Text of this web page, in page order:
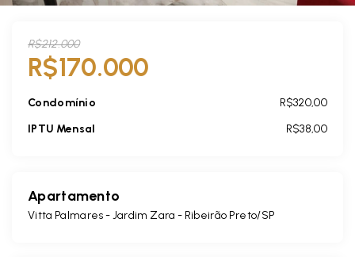
R$212.000
R$170.000
Condomínio
R$320,00
IPTU Mensal
R$38,00
Apartamento
Vitta Palmares -Jardim Zara - Ribeirão Preto/SP